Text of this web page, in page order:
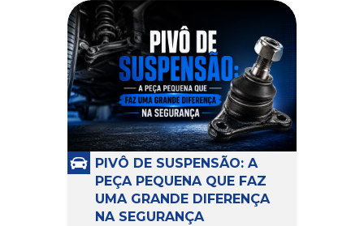
modelos muito mais caros e
avançados Apresentado há
alguns anos, o quadro Wild
Boost se transformou em um
dos modelos aro 29” de maior
sucesso da Absolute. Indicado
para mountain bike cross-
country, trail leve e até uso […]
PIVÔ DE SUSPENSÃO: A
PEÇA PEQUENA QUE FAZ
UMA GRANDE DIFERENÇA
NA SEGURANÇA